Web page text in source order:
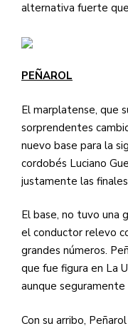
alternativa fuerte
PEÑAROL
El marplatense, que
sorprendentes
nuevo base para la
cordobés Luciano
justamente las
El base, no tuvo una
el conductor relevo
grandes números.
que fue figura en La
aunque
Con su arribo,